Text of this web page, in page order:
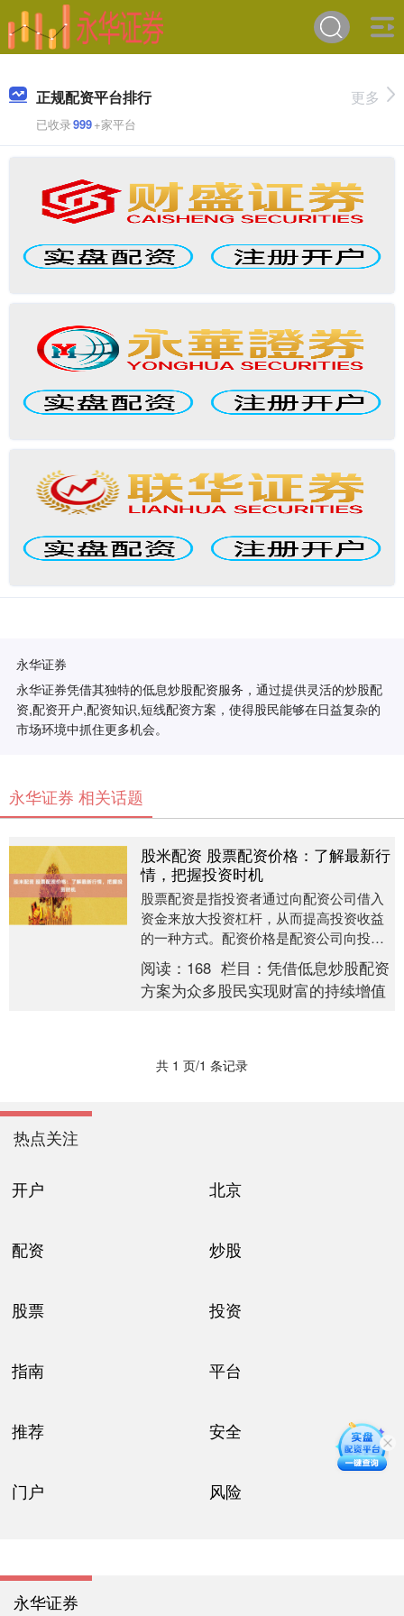
正规配资平台排行
已收录999+家平台
更多
永华证券
永华证券凭借其独特的低息炒股配资服务，通过提供灵活的炒股配
资,配资开户,配资知识,短线配资方案，使得股民能够在日益复杂的
市场环境中抓住更多机会。
永华证券 相关话题
股米配资 股票配资价格：了解最新行
情，把握投资时机
股票配资是指投资者通过向配资公司借入
资金来放大投资杠杆，从而提高投资收益
的一种方式。配资价格是配资公司向投资
者收取的费用，通常以年化利率的形式表
示。 使用股票配....
阅读： 168 栏目： 凭借低息炒股配资
方案为众多股民实现财富的持续增值
共 1 页/1 条记录
热点关注
开户 北京
配资 炒股
股票 投资
指南 平台
推荐 安全
门户 风险
永华证券